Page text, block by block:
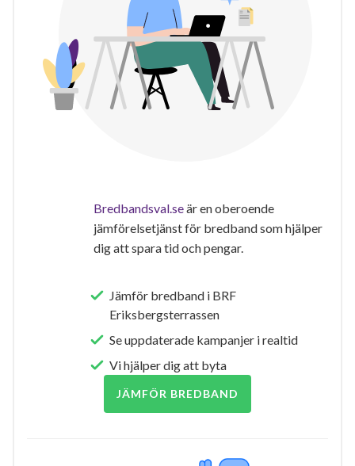
Bredbandsval.seär en oberoende
jämförelsetjänst för bredband som hjälper
dig att spara tid och pengar.
Jämför bredband i BRF
Eriksbergsterrassen
Se uppdaterade kampanjer i realtid
Vi hjälper dig att byta
JÄMFÖR BREDBAND